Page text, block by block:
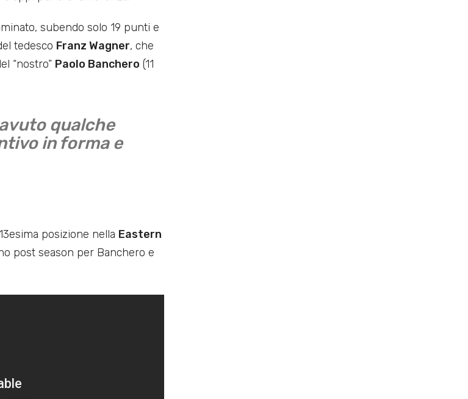
subendo solo 19 punti e
tedesco Franz Wagner, che
“nostro” Paolo Banchero (11
qualche
in forma e
posizione nella Eastern
post season per Banchero e